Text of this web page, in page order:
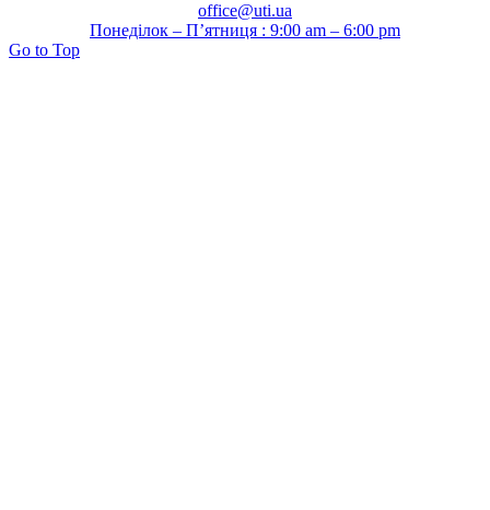
office@uti.ua
Понеділок – П’ятниця : 9:00 am – 6:00 pm
Go to Top